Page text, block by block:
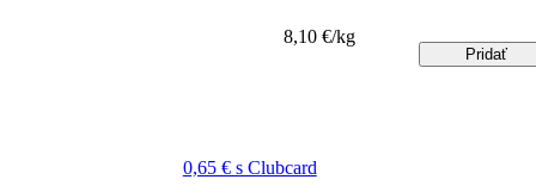
0,65 € s Clubcard
8,10 €/kg
Pridať